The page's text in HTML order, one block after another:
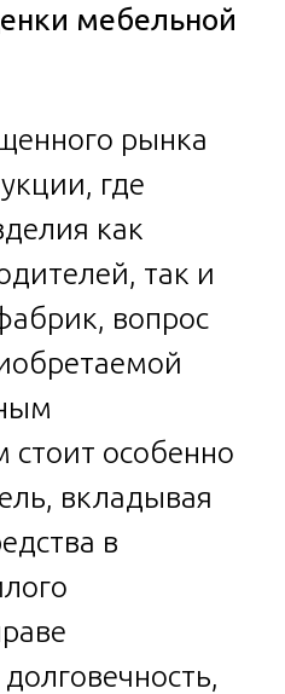
мебельной
рынка
где
как
так и
вопрос
стоит особенно
вкладывая
в